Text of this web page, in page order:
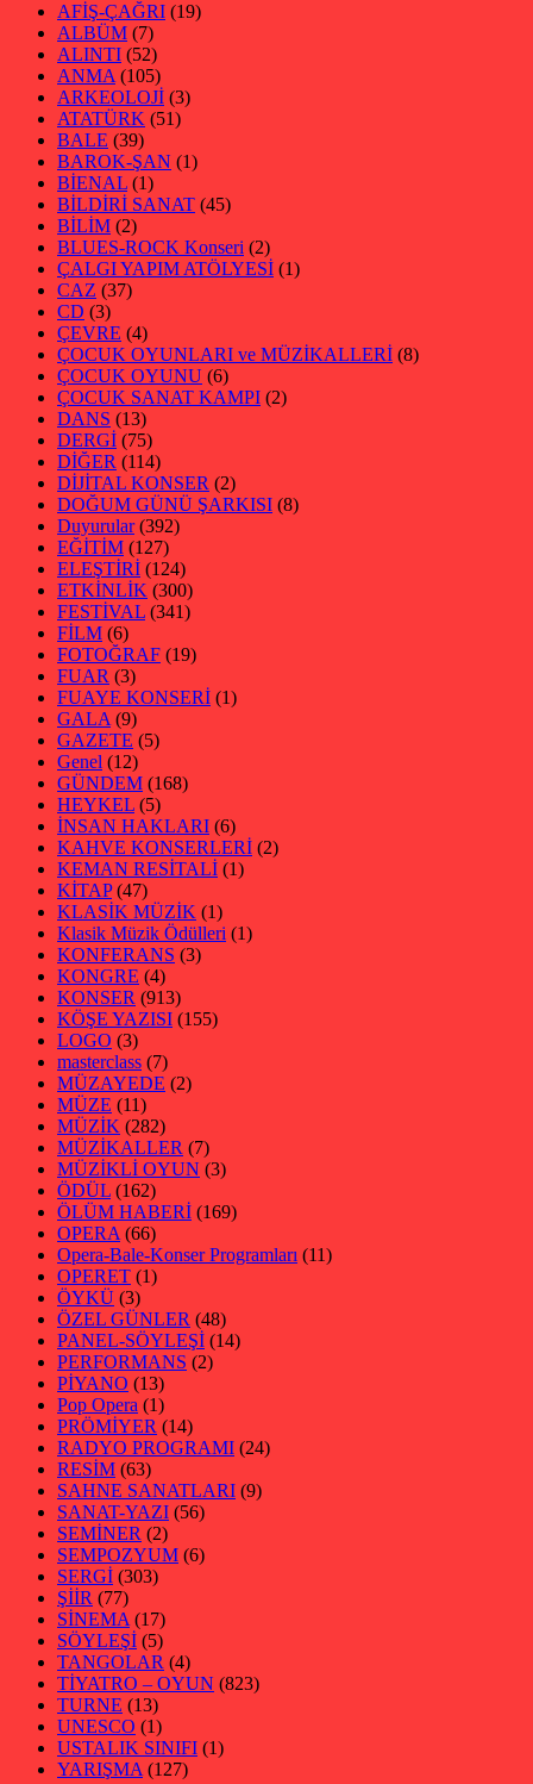
AFİŞ-ÇAĞRI (19)
ALBÜM (7)
ALINTI (52)
ANMA (105)
ARKEOLOJİ (3)
ATATÜRK (51)
BALE (39)
BAROK-ŞAN (1)
BİENAL (1)
BİLDİRİ SANAT (45)
BİLİM (2)
BLUES-ROCK Konseri (2)
ÇALGI YAPIM ATÖLYESİ (1)
CAZ (37)
CD (3)
ÇEVRE (4)
ÇOCUK OYUNLARI ve MÜZİKALLERİ (8)
ÇOCUK OYUNU (6)
ÇOCUK SANAT KAMPI (2)
DANS (13)
DERGİ (75)
DİĞER (114)
DİJİTAL KONSER (2)
DOĞUM GÜNÜ ŞARKISI (8)
Duyurular(392)
EĞİTİM (127)
ELEŞTİRİ (124)
ETKİNLİK (300)
FESTİVAL (341)
FİLM (6)
FOTOĞRAF (19)
FUAR (3)
FUAYE KONSERİ (1)
GALA (9)
GAZETE (5)
Genel (12)
GÜNDEM (168)
HEYKEL (5)
İNSAN HAKLARI (6)
KAHVE KONSERLERİ (2)
KEMAN RESİTALİ (1)
KİTAP(47)
KLASİK MÜZİK (1)
Klasik Müzik Ödülleri (1)
KONFERANS (3)
KONGRE (4)
KONSER (913)
KÖŞE YAZISI (155)
LOGO (3)
masterclass (7)
MÜZAYEDE (2)
MÜZE (11)
MÜZİK (282)
MÜZİKALLER (7)
MÜZİKLİ OYUN (3)
ÖDÜL (162)
ÖLÜM HABERİ (169)
OPERA (66)
Opera-Bale-Konser Programları (11)
OPERET (1)
ÖYKÜ (3)
ÖZEL GÜNLER (48)
PANEL-SÖYLEŞİ (14)
PERFORMANS (2)
PİYANO (13)
Pop Opera (1)
PRÖMİYER (14)
RADYO PROGRAMI (24)
RESİM (63)
SAHNE SANATLARI (9)
SANAT-YAZI (56)
SEMİNER (2)
SEMPOZYUM (6)
SERGİ (303)
ŞİİR (77)
SİNEMA (17)
SÖYLEŞİ (5)
TANGOLAR (4)
TİYATRO – OYUN (823)
TURNE (13)
UNESCO (1)
USTALIK SINIFI (1)
YARIŞMA (127)